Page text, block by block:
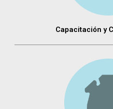
Capacitación y